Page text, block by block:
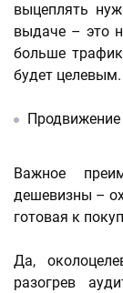
выцеплять
выдаче – это
больше
будет целевым.
Продвижение
Важное
дешевизны –
готовая к
Да,
разогрев